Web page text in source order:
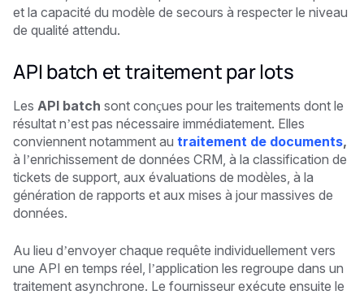
et la capacité du modèle de secours à respecter le niveau
de qualité attendu.
API batch et traitement par lots
Les API batch sont conçues pour les traitements dont le
résultat n’est pas nécessaire immédiatement. Elles
conviennent notamment au traitement de documents,
à l’enrichissement de données CRM, à la classification de
tickets de support, aux évaluations de modèles, à la
génération de rapports et aux mises à jour massives de
données.
Au lieu d’envoyer chaque requête individuellement vers
une API en temps réel, l’application les regroupe dans un
traitement asynchrone. Le fournisseur exécute ensuite le